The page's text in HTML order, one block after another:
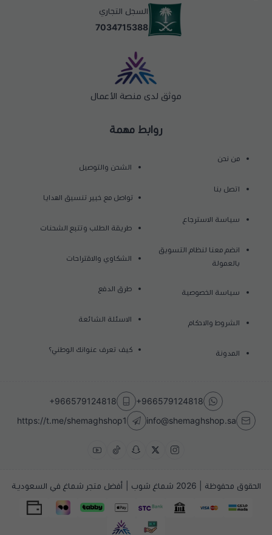
روابط مهمة
من نحن
اتصل بنا
سياسة الاسترجاع
انضم معنا لنظام التسويق
بالعمولة
سياسة الخصوصية
الشروط والاحكام
المدونة
الشحن والتوصيل
تواصل مع خبير تنسيق الهدايا
طريقة الطلب وتتبع الشحنات
الشكاوي والاقتراحات
طرق الدفع
الاسئلة الشائعة
كيف تعرف عنوانك الوطني؟
السجل التجاري
7034715388
موثق لدى منصة الأعمال
+966579124818
+966579124818
info@shemaghshop.sa
https://t.me/shemaghshop1
الحقوق محفوظة | 2026 شماغ شوب | أفضل متجر شماغ في السعودية